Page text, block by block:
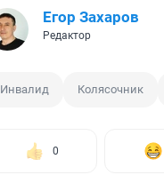
Егор Захаров
Редактор
Инвалид Колясочник
0